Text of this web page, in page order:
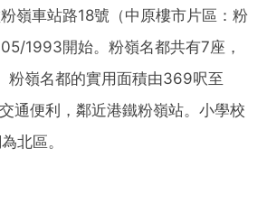
嶺車站路18號（中原樓市片區：粉
1993開始。粉嶺名都共有7座，
粉嶺名都的實用面積由369呎至
通便利，鄰近港鐵粉嶺站。小學校
北區。